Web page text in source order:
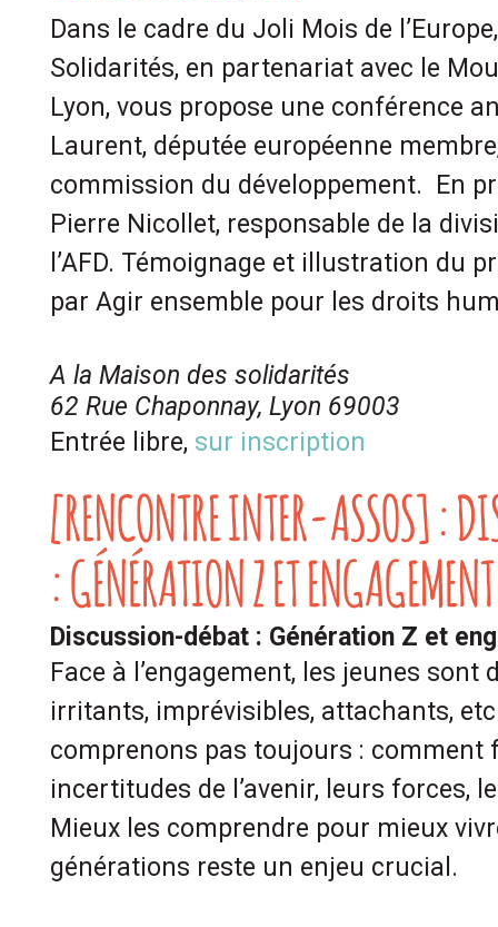
Dans le cadre du Joli Mois de
Solidarités, en partenariat avec le
Lyon, vous propose une conférence
Laurent, députée européenne
commission du développement. En
Pierre Nicollet, responsable de la
l’AFD. Témoignage et illustration du
par Agir ensemble pour les droits
A la Maison des solidarités
62 Rue Chaponnay, Lyon 69003
Entrée libre, sur inscription
[RENCONTRE INTER-ASSOS] :
: GÉNÉRATION Z ET ENGAGEMENT
Discussion-débat : Génération Z et
Face à l’engagement, les jeunes sont
irritants, imprévisibles, attachants,
comprenons pas toujours : comment
incertitudes de l’avenir, leurs forces,
Mieux les comprendre pour mieux
générations reste un enjeu crucial.